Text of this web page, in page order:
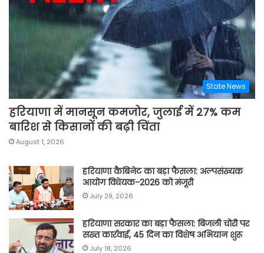
State News
हरियाणा में मानसून कमजोर, जुलाई में 27% कम
बारिश से किसानों की बढ़ी चिंता
August 1, 2026
हरियाणा कैबिनेट का बड़ा फैसला: अल्पसंख्यक
आयोग विधेयक-2026 को मंजूरी
July 29, 2026
हरियाणा सरकार का बड़ा फैसला: बिजली चोरी पर
सख्त कार्रवाई, 45 दिन का विशेष अभियान शुरू
July 18, 2026